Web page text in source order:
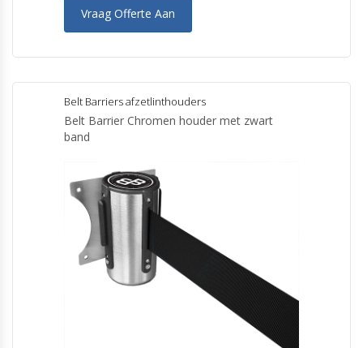
Vraag Offerte Aan
Belt Barriers afzetlinthouders
Belt Barrier Chromen houder met zwart
band